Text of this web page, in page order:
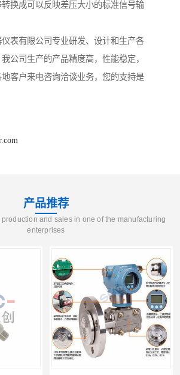
转换成可以反映差压大小的标准信号输
表有限公司专业研发、设计和生产各
公司生产的产品精度高，性能稳定，
客户来电咨询洽谈业务，您的支持是
产品推荐
and sales in one of the manufacturing
enterprises